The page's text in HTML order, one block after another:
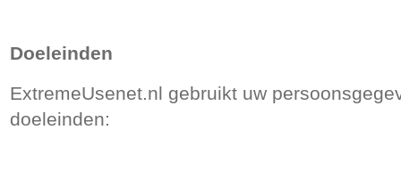
Doeleinden
ExtremeUsenet.nl gebruikt uw
doeleinden: